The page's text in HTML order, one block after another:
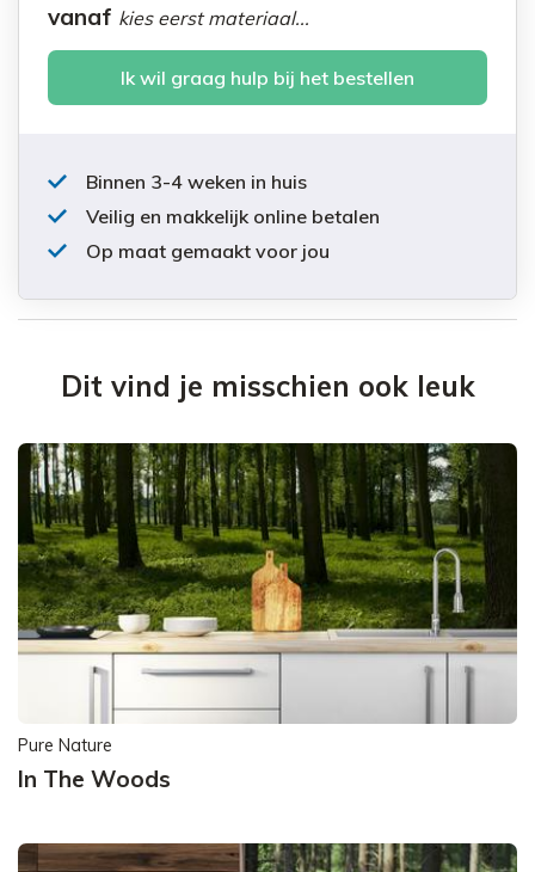
vanaf kies eerst materiaal...
Ik wil graag hulp bij het bestellen
Binnen 3-4 weken in huis
Veilig en makkelijk online betalen
Op maat gemaakt voor jou
Dit vind je misschien ook leuk
Pure Nature
In The Woods